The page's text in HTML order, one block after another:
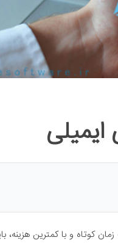
کوتاه و با کمترین هزینه،